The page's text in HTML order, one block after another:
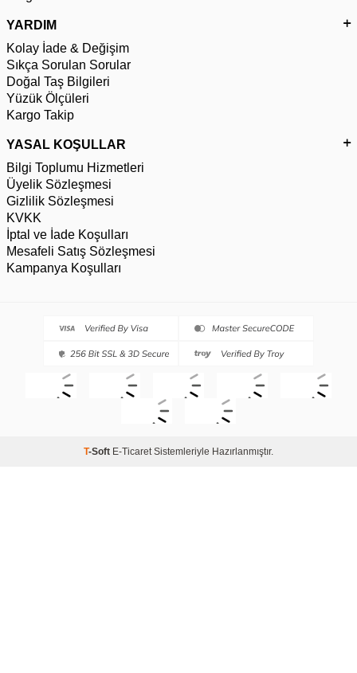
YARDIM
Kolay İade & Değişim
Sıkça Sorulan Sorular
Doğal Taş Bilgileri
Yüzük Ölçüleri
Kargo Takip
YASAL KOŞULLAR
Bilgi Toplumu Hizmetleri
Üyelik Sözleşmesi
Gizlilik Sözleşmesi
KVKK
İptal ve İade Koşulları
Mesafeli Satış Sözleşmesi
Kampanya Koşulları
T-Soft E-Ticaret Sistemleriyle Hazırlanmıştır.